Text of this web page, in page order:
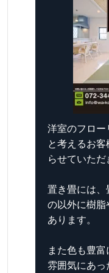
洋室のフロー
と考えるお
らせていただ
置き畳には、
の以外に樹脂
あります。
また色も豊
雰囲気にあっ